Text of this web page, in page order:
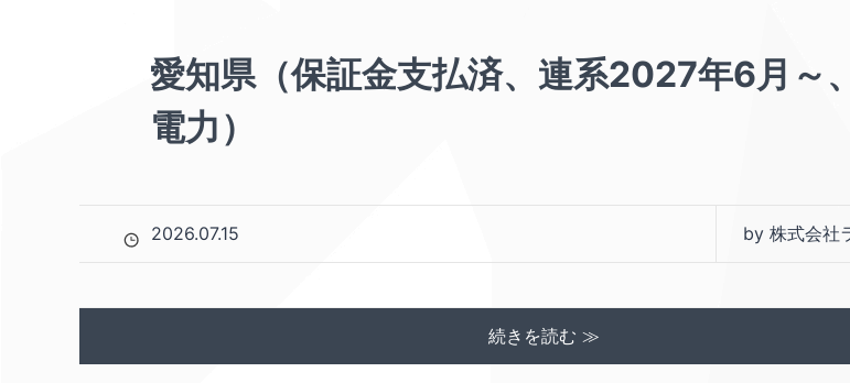
愛知県（保証金支払済、連系2027年6月～
電力）
2026.07.15 by 株式会社
続きを読む ≫